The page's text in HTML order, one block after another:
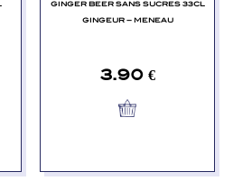
GINGER BEER SANS SUCRES 33CL
GINGEUR – MENEAU
3.90 €